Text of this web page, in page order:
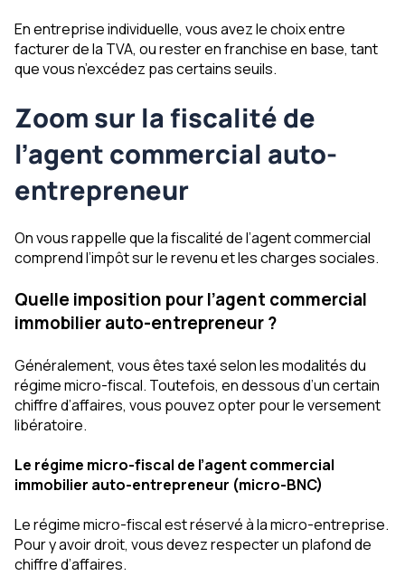
En entreprise individuelle, vous avez le choix entre
facturer de la TVA, ou rester en franchise en base, tant
que vous n’excédez pas certains seuils.
Zoom sur la fiscalité de
l’agent commercial auto-
entrepreneur
On vous rappelle que la fiscalité de l’agent commercial
comprend l’impôt sur le revenu et les charges sociales.
Quelle imposition pour l’agent commercial
immobilier auto-entrepreneur ?
Généralement, vous êtes taxé selon les modalités du
régime micro-fiscal. Toutefois, en dessous d’un certain
chiffre d’affaires, vous pouvez opter pour le versement
libératoire.
Le régime micro-fiscal de l’agent commercial
immobilier auto-entrepreneur (micro-BNC)
Le régime micro-fiscal est réservé à la micro-entreprise.
Pour y avoir droit, vous devez respecter un plafond de
chiffre d’affaires.